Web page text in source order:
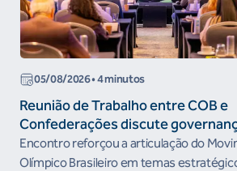
05/08/2026• 4 minutos
Reunião de Trabalho entre COB e
Confederações discute
the Future e presença do Brasil
organismos internacionais
Encontro reforçou a articulação do
Olímpico Brasileiro em temas